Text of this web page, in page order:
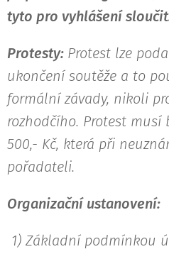
tyto pro vyhlášení
Protesty: Protest lze
ukončení soutěže a to
formální závady, nikoli
rozhodčího. Protest musí
500,- Kč, která při
pořadateli.
Organizační ustanovení:
1) Základní podmínkou